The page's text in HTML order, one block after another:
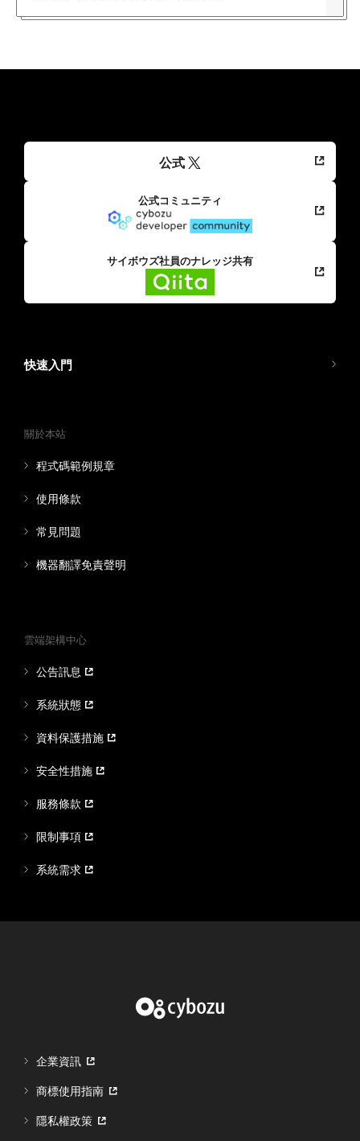
公式
公式コミュニティ
サイボウズ社員のナレッジ共有
快速入門
關於本站
程式碼範例規章
使用條款
常見問題
機器翻譯免責聲明
雲端架構中心
公告訊息
系統狀態
資料保護措施
安全性措施
服務條款
限制事項
系統需求
企業資訊
商標使用指南
隱私權政策